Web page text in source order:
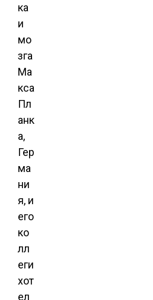
ка
и
мо
зга
Ма
кса
Пл
анк
а,
Гер
ма
ни
я, и
его
ко
лл
еги
хот
ел